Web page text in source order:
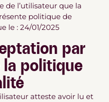
de l’utilisateur que la
politique de
le : 24/01/2025
par
politique
atteste avoir lu et